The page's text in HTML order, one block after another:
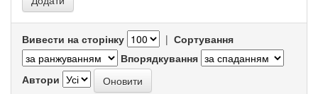
Вивести на сторінку | Сортування
Впорядкування
Автори